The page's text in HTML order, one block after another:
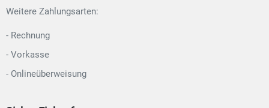
Weitere Zahlungsarten:
- Rechnung
- Vorkasse
- Onlineüberweisung